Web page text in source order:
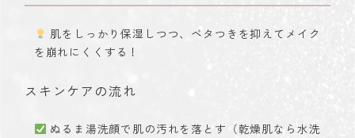
肌をしっかり保湿しつつ、ベタつきを抑えてメイク
を崩れにくくする！
スキンケアの流れ
ぬるま湯洗顔で肌の汚れを落とす（乾燥肌なら水洗